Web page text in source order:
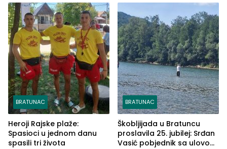
BRATUNAC
Heroji Rajske plaže:
Spasioci u jednom danu
spasili tri života
BRATUNAC
Škobljijada u Bratuncu
proslavila 25. jubilej: Srđan
Vasić pobjednik sa ulovom